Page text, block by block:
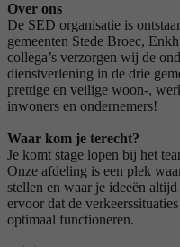
Over ons
De SED organisatie is
gemeenten Stede Broec,
collega’s verzorgen wij de
dienstverlening in de drie
prettige en veilige woon-,
inwoners en ondernemers!
Waar kom je terecht?
Je komt stage lopen bij het
Onze afdeling is een plek
stellen en waar je ideeën
ervoor dat de
optimaal functioneren.